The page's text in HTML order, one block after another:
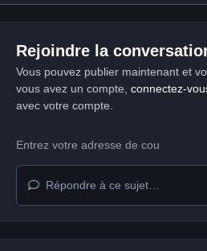
Rejoindre la
Vous pouvez publier maintenant et
vous avez un compte, connectez-
avec votre compte.
Répondre à ce sujet…